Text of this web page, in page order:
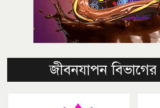
জীবনযাপন